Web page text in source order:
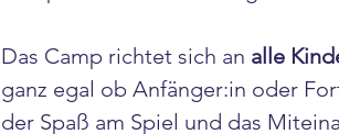
Das Camp richtet sich an alle
ganz egal ob Anfänger:in oder
der Spaß am Spiel und das